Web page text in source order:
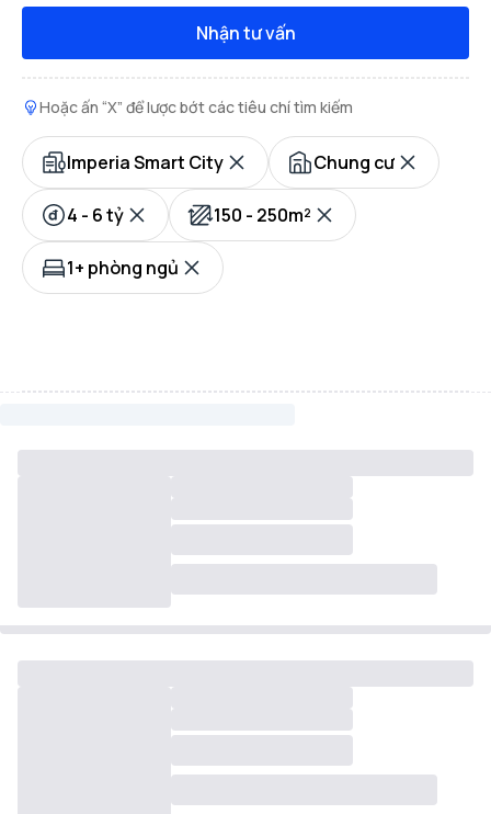
Nhận tư vấn
Hoặc ấn “X” để lược bớt các tiêu chí tìm kiếm
Imperia Smart City Chung cư
4 - 6 tỷ 150 - 250m²
1+ phòng ngủ